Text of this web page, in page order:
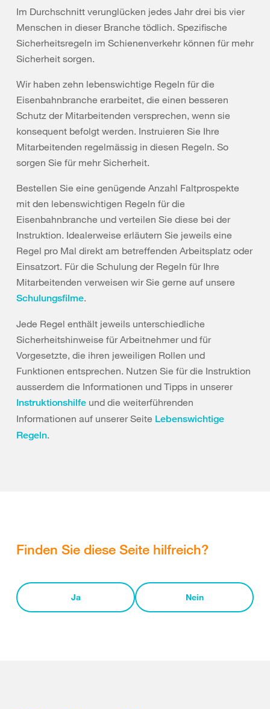
Im Durchschnitt verunglücken jedes Jahr drei bis vier
Menschen in dieser Branche tödlich. Spezifische
Sicherheitsregeln im Schienenverkehr können für mehr
Sicherheit sorgen.
Wir haben zehn lebenswichtige Regeln für die
Eisenbahnbranche erarbeitet, die einen besseren
Schutz der Mitarbeitenden versprechen, wenn sie
konsequent befolgt werden. Instruieren Sie Ihre
Mitarbeitenden regelmässig in diesen Regeln. So
sorgen Sie für mehr Sicherheit.
Bestellen Sie eine genügende Anzahl Faltprospekte
mit den lebenswichtigen Regeln für die
Eisenbahnbranche und verteilen Sie diese bei der
Instruktion. Idealerweise erläutern Sie jeweils eine
Regel pro Mal direkt am betreffenden Arbeitsplatz oder
Einsatzort. Für die Schulung der Regeln für Ihre
Mitarbeitenden verweisen wir Sie gerne auf unsere
Schulungsfilme.
Jede Regel enthält jeweils unterschiedliche
Sicherheitshinweise für Arbeitnehmer und für
Vorgesetzte, die ihren jeweiligen Rollen und
Funktionen entsprechen. Nutzen Sie für die Instruktion
ausserdem die Informationen und Tipps in unserer
Instruktionshilfe und die weiterführenden
Informationen auf unserer Seite Lebenswichtige
Regeln.
Finden Sie diese Seite hilfreich?
Ja Nein